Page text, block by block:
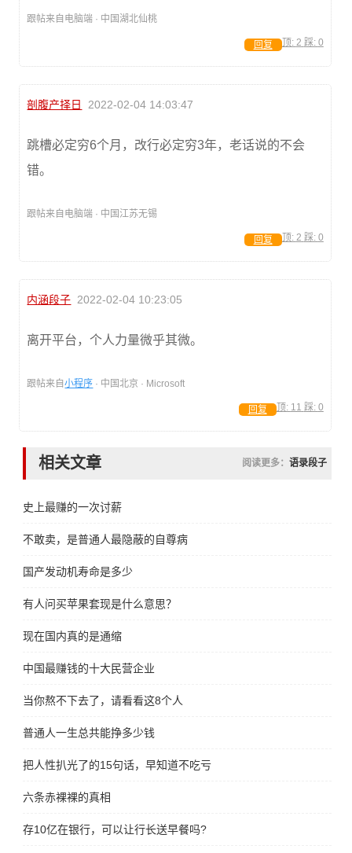
跟帖来自电脑端 · 中国湖北仙桃
顶: 2 踩: 0
回复
剖腹产择日 2022-02-04 14:03:47
跳槽必定穷6个月，改行必定穷3年，老话说的不会
错。
跟帖来自电脑端 · 中国江苏无锡
顶: 2 踩: 0
回复
内涵段子 2022-02-04 10:23:05
离开平台，个人力量微乎其微。
跟帖来自小程序 · 中国北京 · Microsoft
顶: 11 踩: 0
回复
相关文章 阅读更多： 语录段子
史上最赚的一次讨薪
不敢卖，是普通人最隐蔽的自尊病
国产发动机寿命是多少
有人问买苹果套现是什么意思？
现在国内真的是通缩
中国最赚钱的十大民营企业
当你熬不下去了，请看看这8个人
普通人一生总共能挣多少钱
把人性扒光了的15句话，早知道不吃亏
六条赤裸裸的真相
存10亿在银行，可以让行长送早餐吗?